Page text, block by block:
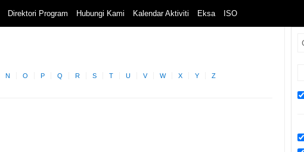
Direktori Program Hubungi Kami Kalendar Aktiviti Eksa ISO
N O P Q R S T U V W X Y Z